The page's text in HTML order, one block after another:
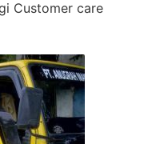
Customer care